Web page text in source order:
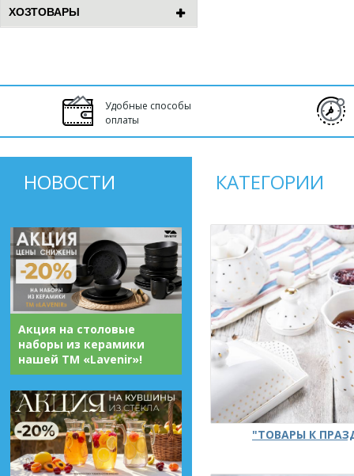
ХОЗТОВАРЫ
Удобные способы
оплаты
НОВОСТИ
Акция на столовые
наборы из керамики
нашей ТМ «Lavenir»!
КАТЕГОРИИ
"ТОВАРЫ К